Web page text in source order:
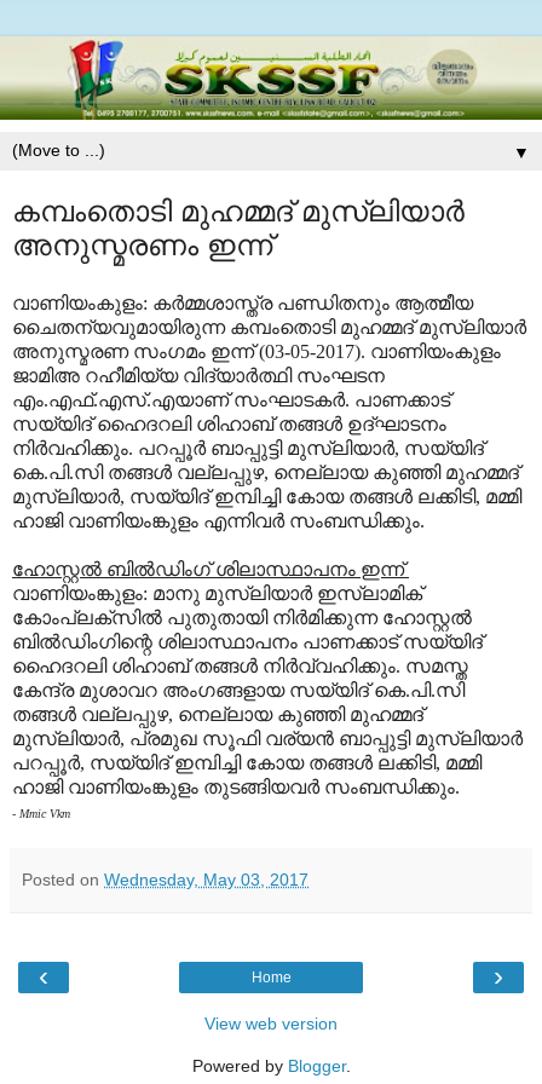
▼
കമ്പംതൊടി മുഹമ്മദ് മുസ്ലിയാര്‍
അനുസ്മരണം ഇന്ന്
വാണിയംകുളം: കര്‍മ്മശാസ്ത്ര പണ്ഡിതനും ആത്മീയ
ചൈതന്യവുമായിരുന്ന കമ്പംതൊടി മുഹമ്മദ് മുസ്ലിയാര്‍
അനുസ്മരണ സംഗമം ഇന്ന് (03-05-2017). വാണിയംകുളം
ജാമിഅ റഹീമിയ്യ വിദ്യാര്‍ത്ഥി സംഘടന
എം.എഫ്.എസ്.എയാണ് സംഘാടകര്‍. പാണക്കാട്
സയ്യിദ് ഹൈദറലി ശിഹാബ് തങ്ങള്‍ ഉദ്ഘാടനം
നിര്‍വഹിക്കും. പറപ്പൂര്‍ ബാപ്പുട്ടി മുസ്ലിയാര്‍, സയ്യിദ്
കെ.പി.സി തങ്ങള്‍ വല്ലപ്പുഴ, നെല്ലായ കുഞ്ഞി മുഹമ്മദ്
മുസ്ലിയാര്‍, സയ്യിദ് ഇമ്പിച്ചി കോയ തങ്ങള്‍ ലക്കിടി, മമ്മി
ഹാജി വാണിയംങ്കുളം എന്നിവര്‍ സംബന്ധിക്കും.
ഹോസ്റ്റല്‍ ബില്‍ഡിംഗ് ശിലാസ്ഥാപനം ഇന്ന്
വാണിയംങ്കുളം: മാനു മുസ്ലിയാര്‍ ഇസ്ലാമിക്
കോംപ്ലക്‌സില്‍ പുതുതായി നിര്‍മിക്കുന്ന ഹോസ്റ്റല്‍
ബില്‍ഡിംഗിന്റെ ശിലാസ്ഥാപനം പാണക്കാട് സയ്യിദ്
ഹൈദറലി ശിഹാബ് തങ്ങള്‍ നിര്‍വ്വഹിക്കും. സമസ്ത
കേന്ദ്ര മുശാവറ അംഗങ്ങളായ സയ്യിദ് കെ.പി.സി
തങ്ങള്‍ വല്ലപ്പുഴ, നെല്ലായ കുഞ്ഞി മുഹമ്മദ്
മുസ്ലിയാര്‍, പ്രമുഖ സൂഫി വര്യന്‍ ബാപ്പുട്ടി മുസ്ലിയാര്‍
പറപ്പൂര്‍, സയ്യിദ് ഇമ്പിച്ചി കോയ തങ്ങള്‍ ലക്കിടി, മമ്മി
ഹാജി വാണിയംങ്കുളം തുടങ്ങിയവര്‍ സംബന്ധിക്കും.
- Mmic Vkm
Posted on Wednesday, May 03, 2017
‹ ›
Home
View web version
Powered by Blogger.